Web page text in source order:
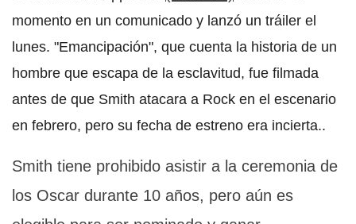
momento en un comunicado y lanzó un tráiler el
lunes. "Emancipación", que cuenta la historia de un
hombre que escapa de la esclavitud, fue filmada
antes de que Smith atacara a Rock en el escenario
en febrero, pero su fecha de estreno era incierta..
Smith tiene prohibido asistir a la ceremonia de
los Oscar durante 10 años, pero aún es